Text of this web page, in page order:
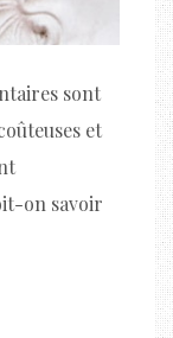
sont
et
on savoir